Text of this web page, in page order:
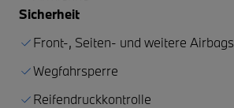
Sicherheit
Front-, Seiten- und weitere Airbags
Wegfahrsperre
Reifendruckkontrolle